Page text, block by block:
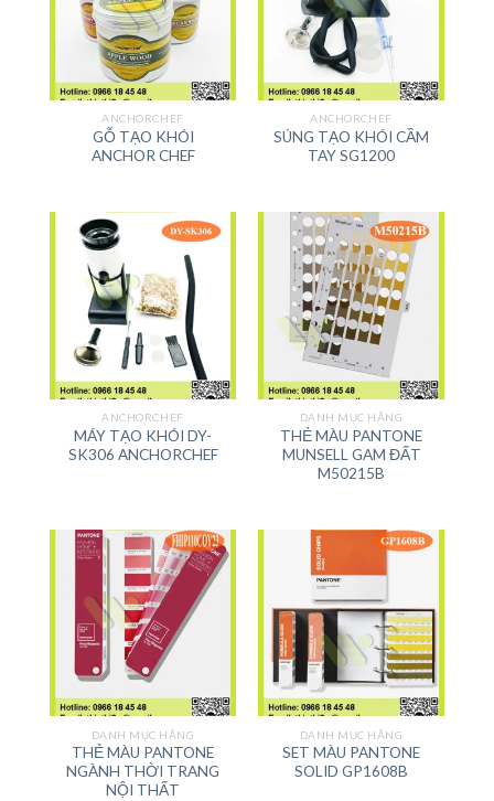
ANCHORCHEF
GỖ TẠO KHÓI
ANCHOR CHEF
ANCHORCHEF
SÚNG TẠO KHÓI CẦM
TAY SG1200
ANCHORCHEF
MÁY TẠO KHÓI DY-
SK306 ANCHORCHEF
DANH MỤC HÃNG
THẺ MÀU PANTONE
MUNSELL GAM ĐẤT
M50215B
DANH MỤC HÃNG
THẺ MÀU PANTONE
NGÀNH THỜI TRANG
NỘI THẤT
DANH MỤC HÃNG
SET MÀU PANTONE
SOLID GP1608B